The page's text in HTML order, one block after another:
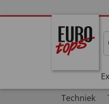
Techniek